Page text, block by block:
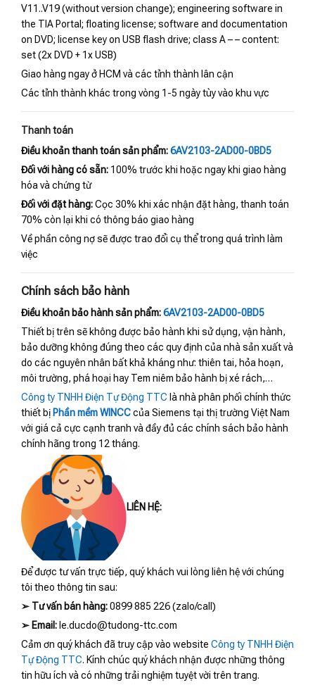
V11..V19 (without version change); engineering software in
the TIA Portal; floating license; software and documentation
on DVD; license key on USB flash drive; class A – – content:
set (2x DVD + 1x USB)
Giao hàng ngay ở HCM và các tỉnh thành lân cận
Các tỉnh thành khác trong vòng 1-5 ngày tùy vào khu vực
Thanh toán
Điều khoản thanh toán sản phẩm:6AV2103-2AD00-0BD5
Đối với hàng có sẵn: 100% trước khi hoặc ngay khi giao hàng
hóa và chứng từ
Đối với đặt hàng:Cọc 30% khi xác nhận đặt hàng, thanh toán
70% còn lại khi có thông báo giao hàng
Về phần công nợ sẽ được trao đổi cụ thể trong quá trình làm
việc
Chính sách bảo hành
Điều khoản bảo hành sản phẩm:6AV2103-2AD00-0BD5
Thiết bị trên sẽ không được bảo hành khi sử dụng, vận hành,
bảo dưỡng không đúng theo các quy định của nhà sản xuất và
do các nguyên nhân bất khả kháng như: thiên tai, hỏa hoạn,
môi trường, phá hoại hay Tem niêm bảo hành bị xé rách,…
Công ty TNHH Điện Tự Động TTC là nhà phân phối chính thức
thiết bị Phần mềm WINCCcủa Siemens tại thị trường Việt Nam
với giá cả cực cạnh tranh và đầy đủ các chính sách bảo hành
chính hãng trong 12 tháng.
LIÊN HỆ:
Để được tư vấn trực tiếp, quý khách vui lòng liên hệ với chúng
tôi theo thông tin sau:
➢ Tư vấn bán hàng:0899 885 226 (zalo/call)
➢ Email: le.ducdo@tudong-ttc.com
Cảm ơn quý khách đã truy cập vào website Công ty TNHH Điện
Tự Động TTC. Kính chúc quý khách nhận được những thông
tin hữu ích và có những trải nghiệm tuyệt vời trên trang.